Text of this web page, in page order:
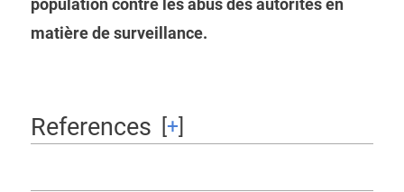
population contre les abus des autorités en
matière de surveillance.
References [+]